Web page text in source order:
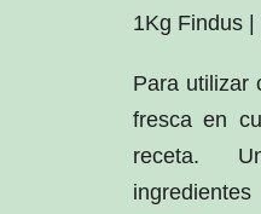
1Kg Findus
Para utilizar
fresca en
receta.
ingredientes